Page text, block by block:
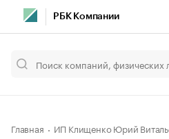
РБК Компании
Главная ИП Клищенко Юрий